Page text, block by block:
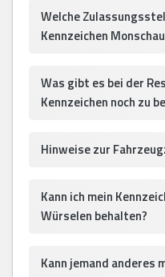
Welche
Kennzeichen
Was gibt es bei der
Kennzeichen noch zu
Hinweise zur
Kann ich mein
Würselen behalten?
Kann jemand anderes